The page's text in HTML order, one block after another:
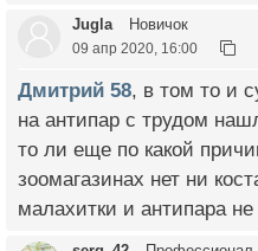
Jugla Новичок
09 апр 2020, 16:00
Дмитрий 58, в том то и
на антипар с трудом
то ли еще по какой
зоомагазинах нет ни
малахитки и антипара